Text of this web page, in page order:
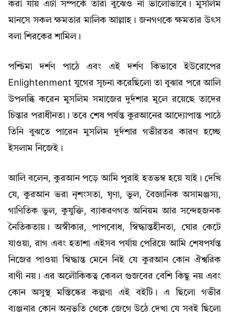
করা যায় এটা সম্পর্কে তারা বুঝেও না ভালোভাবে। মুসলিম
মানসে সকল ক্ষমতার মালিক আল্লাহ। জনগণকে ক্ষমতার উৎস
বলা শিরকের শামিল।
পশ্চিমা দর্শণ পাঠে এবং এই দর্শণ কিভাবে ইউরোপের
Enlightenment যুগের সূচনা করেছিলো তা বুঝার পরে আলি
উপলব্ধি করেন মুসলিম সমাজের দুর্দশার মূলে রয়েছে তাদের
চিন্তার পরাধীনতা। তবে শেষ পর্যন্ত কুরআনের আদ্যোপান্ত পাঠে
তিনি বুঝতে পারেন মুসলিম দুর্দশার গভীরতর কারণ হচ্ছে
ইসলাম নিজেই।
আলি বলেন, কুরআন পড়ে আমি পুরাই হতভম্ব হয়ে যাই। দেখি
যে, কুরআন ভরা নৃশংসতা, ঘৃণা, ভুল, বৈজ্ঞানিক অসামঞ্জস্য,
গাণিতিক ভুল, কুযুক্তি, ব্যাকরণগত অনিয়ম আর সন্দেহজনক
নৈতিকতায়। অস্বীকার, পাপবোধ, স্বিদ্ধান্তহীনতা, ঘোর কেটে
যাওয়া, রাগ এবং হতাশা এইসব পর্যায় পেরিয়ে আমি শেষপর্যন্ত
নিজের পাওয়া স্বিদ্ধান্ত মেনে নিই যে কুরআন কোন ঐশ্বরিক
বাণী নয়। এর অলৌকিকত্ব কেবল গুজবের বেশি কিছু নয় এবং
কোন অসুস্থ মস্তিষ্কের কল্পণা এই বইটি। এ ছিলো গভীর
ব্যঞ্জনার কোন অনুভূতি থেকে জেগে উঠে দেখা যে সবই ছিলো